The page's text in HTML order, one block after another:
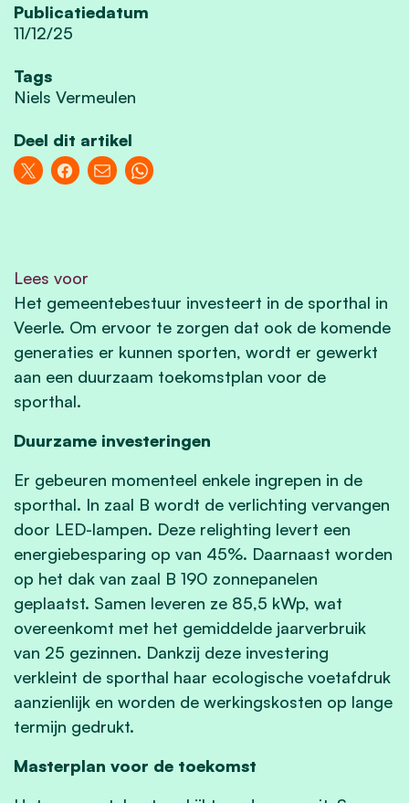
Publicatiedatum
11/12/25
Tags
Niels Vermeulen
Deel dit artikel
Lees voor
Het gemeentebestuur investeert in de sporthal in
Veerle. Om ervoor te zorgen dat ook de komende
generaties er kunnen sporten, wordt er gewerkt
aan een duurzaam toekomstplan voor de
sporthal.
Duurzame investeringen
Er gebeuren momenteel enkele ingrepen in de
sporthal. In zaal B wordt de verlichting vervangen
door LED-lampen. Deze relighting levert een
energiebesparing op van 45%. Daarnaast worden
op het dak van zaal B 190 zonnepanelen
geplaatst. Samen leveren ze 85,5 kWp, wat
overeenkomt met het gemiddelde jaarverbruik
van 25 gezinnen. Dankzij deze investering
verkleint de sporthal haar ecologische voetafdruk
aanzienlijk en worden de werkingskosten op lange
termijn gedrukt.
Masterplan voor de toekomst